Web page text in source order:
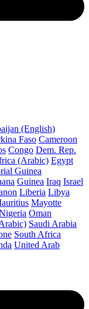
(English)
Faso Cameroon
Congo Dem. Rep.
(Arabic) Egypt
Guinea
Guinea Iraq Israel
Liberia Libya
Mayotte
Oman
Saudi Arabia
South Africa
United Arab